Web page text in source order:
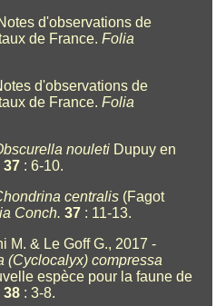
d'observations de
de France.Folia
d'observations de
de France.Folia
nouleti Dupuy en
37 : 6-10.
centralis (Fagot
Conch. 37 : 11-13.
M. & Le Goff G., 2017 -
(Cyclocalyx) compressa
espèce pour la faune de
38 : 3-8.